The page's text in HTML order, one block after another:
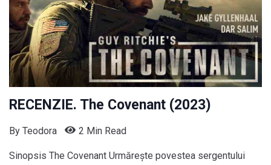
RECENZIE. The Covenant (2023)
By Teodora 2 Min Read
Sinopsis The Covenant Urmărește povestea sergentului